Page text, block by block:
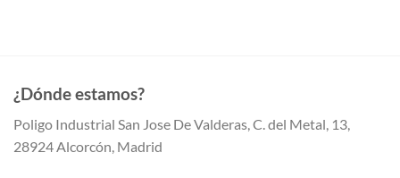
¿Dónde estamos?
Poligo Industrial San Jose De Valderas, C. del Metal, 13,
28924 Alcorcón, Madrid